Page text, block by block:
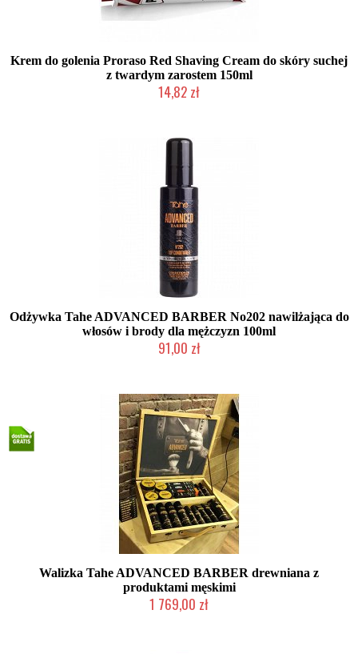
Krem do golenia Proraso Red Shaving Cream do skóry suchej
z twardym zarostem 150ml
14,82 zł
Odżywka Tahe ADVANCED BARBER No202 nawilżająca do
włosów i brody dla mężczyzn 100ml
91,00 zł
Walizka Tahe ADVANCED BARBER drewniana z
produktami męskimi
1 769,00 zł